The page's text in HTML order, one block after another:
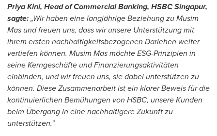
Priya Kini, Head of Commercial Banking, HSBC Singapur,
sagte:„Wir haben eine langjährige Beziehung zu Musim
Mas und freuen uns, dass wir unsere Unterstützung mit
ihrem ersten nachhaltigkeitsbezogenen Darlehen weiter
vertiefen können. Musim Mas möchte ESG-Prinzipien in
seine Kerngeschäfte und Finanzierungsaktivitäten
einbinden, und wir freuen uns, sie dabei unterstützen zu
können. Diese Zusammenarbeit ist ein klarer Beweis für die
kontinuierlichen Bemühungen von HSBC, unsere Kunden
beim Übergang in eine nachhaltigere Zukunft zu
unterstützen."